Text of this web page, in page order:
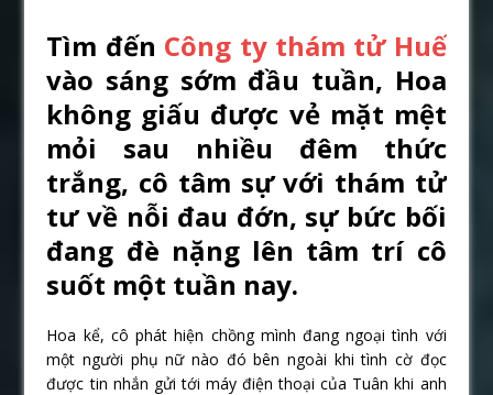
Tìm đến Công ty thám tử Huế
vào sáng sớm đầu tuần, Hoa
không giấu được vẻ mặt mệt
mỏi sau nhiều đêm thức
trắng, cô tâm sự với thám tử
tư về nỗi đau đớn, sự bức bối
đang đè nặng lên tâm trí cô
suốt một tuần nay.
Hoa kể, cô phát hiện chồng mình đang ngoại tình với
một người phụ nữ nào đó bên ngoài khi tình cờ đọc
được tin nhắn gửi tới máy điện thoại của Tuân khi anh